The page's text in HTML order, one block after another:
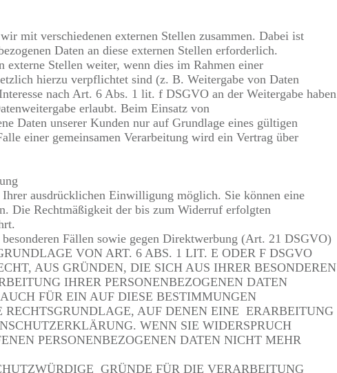
mit verschiedenen externen Stellen zusammen. Dabei ist
Daten an diese externen Stellen erforderlich.
externe Stellen weiter, wenn dies im Rahmen einer
hierzu verpflichtet sind (z. B. Weitergabe von Daten
nach Art. 6 Abs. 1 lit. f DSGVO an der Weitergabe haben
erlaubt. Beim Einsatz von
Daten unserer Kunden nur auf Grundlage eines gültigen
einer gemeinsamen Verarbeitung wird ein Vertrag über
ausdrücklichen Einwilligung möglich. Sie können eine
Die Rechtmäßigkeit der bis zum Widerruf erfolgten
Fällen sowie gegen Direktwerbung (Art. 21 DSGVO)
VON ART. 6 ABS. 1 LIT. E ODER F DSGVO
AUS GRÜNDEN, DIE SICH AUS IHRER BESONDEREN
IHRER PERSONENBEZOGENEN DATEN
FÜR EIN AUF DIESE BESTIMMUNGEN
RECHTSGRUNDLAGE, AUF DENEN EINE ERARBEITUNG
WENN SIE WIDERSPRUCH
PERSONENBEZOGENEN DATEN NICHT MEHR
GRÜNDE FÜR DIE VERARBEITUNG